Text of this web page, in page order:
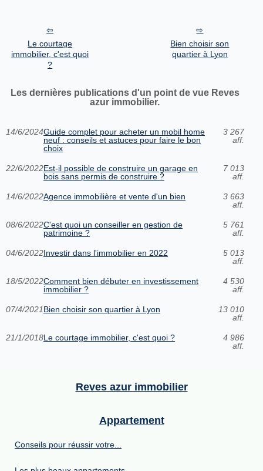
Le courtage
immobilier, c'est quoi
?
Bien choisir son
quartier à Lyon
Les dernières publications d'un point de vue Reves
azur immobilier.
14/6/2024Guide complet pour acheter un mobil home
neuf : conseils et astuces pour faire le bon
choix
3 267
aff.
22/6/2022Est-il possible de construire un garage en
bois sans permis de construire ?
7 013
aff.
14/6/2022Agence immobilière et vente d'un bien
3 663
aff.
08/6/2022C'est quoi un conseiller en gestion de
patrimoine ?
5 761
aff.
04/6/2022Investir dans l'immobilier en 2022
5 013
aff.
18/5/2022Comment bien débuter en investissement
immobilier ?
4 530
aff.
07/4/2021Bien choisir son quartier à Lyon
13 010
aff.
21/1/2018Le courtage immobilier, c'est quoi ?
4 986
aff.
Reves azur immobilier
Appartement
Conseils pour réussir votre...